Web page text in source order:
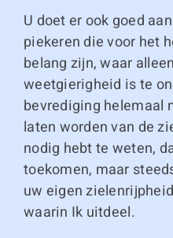
U doet er ook goed
piekeren die voor het
belang zijn, waar
weetgierigheid is te
bevrediging helemaal
laten worden van de
nodig hebt te weten,
toekomen, maar
uw eigen
waarin Ik uitdeel.